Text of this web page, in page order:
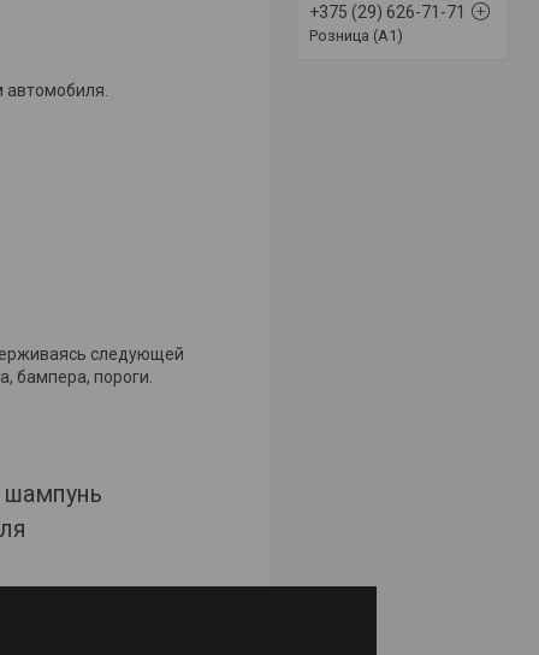
+375 (29) 626-71-71
Розница (A1)
автомобиля.
следующей
бампера, пороги.